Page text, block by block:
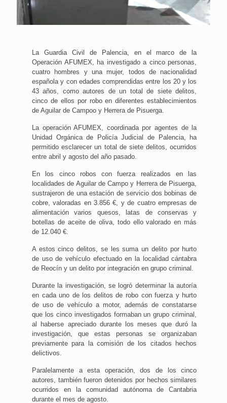
La Guardia Civil de Palencia, en el marco de la
Operación AFUMEX, ha investigado a cinco personas,
cuatro hombres y una mujer, todos de nacionalidad
española y con edades comprendidas entre los 20 y los
43 años, como autores de un total de siete delitos,
cinco de ellos por robo en diferentes establecimientos
de Aguilar de Campoo y Herrera de Pisuerga.
La operación AFUMEX, coordinada por agentes de la
Unidad Orgánica de Policía Judicial de Palencia, ha
permitido esclarecer un total de siete delitos, ocurridos
entre abril y agosto del año pasado.
En los cinco robos con fuerza realizados en las
localidades de Aguilar de Campo y Herrera de Pisuerga,
sustrajeron de una estación de servicio dos bobinas de
cobre, valoradas en 3.856 €, y de cuatro empresas de
alimentación varios quesos, latas de conservas y
botellas de aceite de oliva, todo ello valorado en más
de 12.040 €.
A estos cinco delitos, se les suma un delito por hurto
de uso de vehículo efectuado en la localidad cántabra
de Reocín y un delito por integración en grupo criminal.
Durante la investigación, se logró determinar la autoría
en cada uno de los delitos de robo con fuerza y hurto
de uso de vehículo a motor, además de constatarse
que los cinco investigados formaban un grupo criminal,
al haberse apreciado durante los meses que duró la
investigación, que estas personas se organizaban
previamente para la comisión de los citados hechos
delictivos.
Paralelamente a esta operación, dos de los cinco
autores, también fueron detenidos por hechos similares
ocurridos en la comunidad autónoma de Cantabria
durante el mes de agosto.